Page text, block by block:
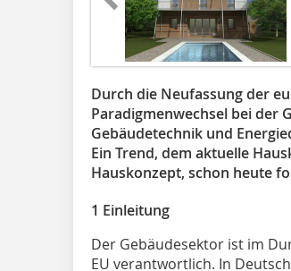
Durch die Neufassung der
Paradigmenwechsel bei der
Gebäudetechnik und
Ein Trend, dem aktuelle
Hauskonzept, schon heute
1 Einleitung
Der Gebäudesektor ist im
EU verantwortlich. In